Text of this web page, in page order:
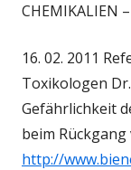
CHEMIKALIEN
16. 02. 2011
Toxikologen
Gefährlichkeit
beim
http://